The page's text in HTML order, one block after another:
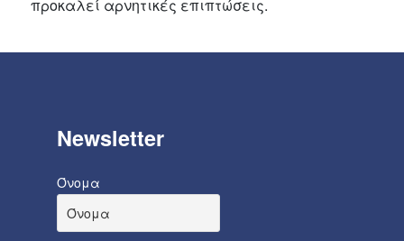
προκαλεί αρνητικές επιπτώσεις.
Newsletter
Όνομα